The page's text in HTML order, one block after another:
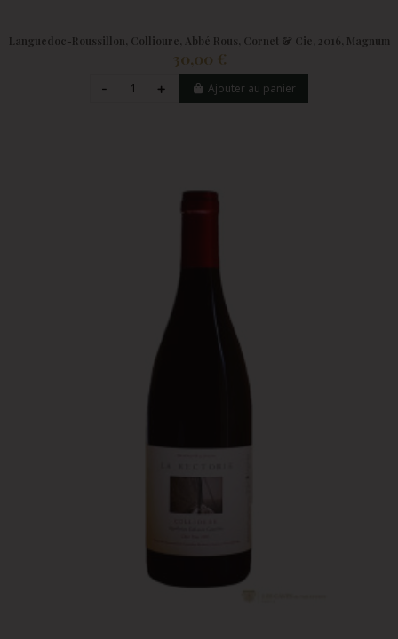
Languedoc-Roussillon, Collioure, Abbé Rous, Cornet & Cie, 2016, Magnum
30,00 €
Ajouter au panier